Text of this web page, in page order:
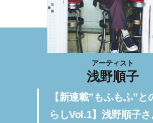
アーティスト
浅野順子
【新連載”もふもふ”と
らしVol.1】浅野順子さ